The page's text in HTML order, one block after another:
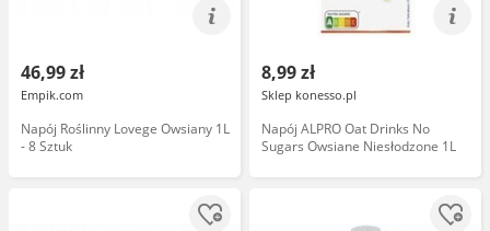
46,99 zł
Empik.com
Napój Roślinny Lovege Owsiany 1L
- 8 Sztuk
8,99 zł
Sklep konesso.pl
Napój ALPRO Oat Drinks No
Sugars Owsiane Niesłodzone 1L